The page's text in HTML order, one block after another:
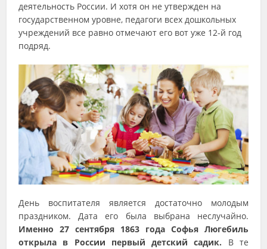
деятельность России. И хотя он не утвержден на
государственном уровне, педагоги всех дошкольных
учреждений все равно отмечают его вот уже 12-й год
подряд.
День воспитателя является достаточно молодым
праздником. Дата его была выбрана неслучайно.
Именно 27 сентября 1863 года Софья Люгебиль
открыла в России первый детский садик. В те